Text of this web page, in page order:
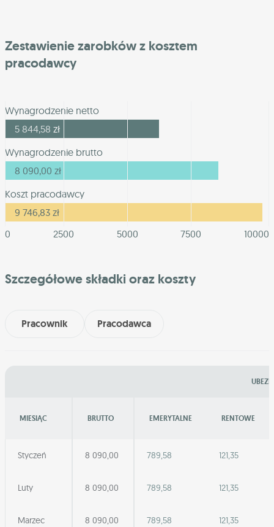
Zestawienie zarobków z kosztem
pracodawcy
Wynagrodzenie netto
5 844,58 zł
Wynagrodzenie brutto
8 090,00 zł
Koszt pracodawcy
9 746,83 zł
0
2500 5000 7500 10000
Szczegółowe składki oraz koszty
Pracownik Pracodawca
MIESIĄC BRUTTO EMERYTALNE RENTOWE
Styczeń 8 090,00 789,58 121,35
Luty 8 090,00 789,58 121,35
Marzec 8 090,00 789,58 121,35